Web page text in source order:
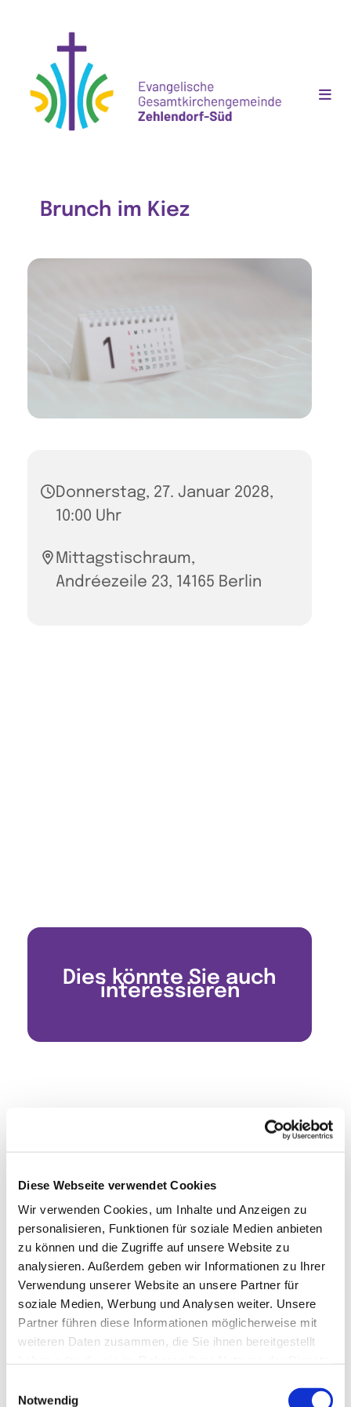
Diese Webseite verwendet Cookies
Wir verwenden Cookies, um Inhalte und Anzeigen zu
personalisieren, Funktionen für soziale Medien anbieten
zu können und die Zugriffe auf unsere Website zu
analysieren. Außerdem geben wir Informationen zu Ihrer
Verwendung unserer Website an unsere Partner für
soziale Medien, Werbung und Analysen weiter. Unsere
Partner führen diese Informationen möglicherweise mit
weiteren Daten zusammen, die Sie ihnen bereitgestellt
Notwendig
Brunch im Kiez
Donnerstag, 27. Januar 2028,
10:00 Uhr
Mittagstischraum,
Andréezeile 23, 14165 Berlin
Dies könnte Sie auch
interessieren